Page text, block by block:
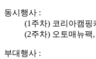
동시행사 :
(1주차) 코리아캠핑
(2주차) 오토매뉴
부대행사 :